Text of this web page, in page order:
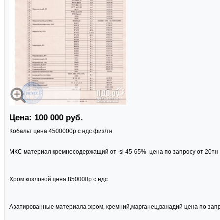
Цена: 100 000 руб.
Кобальт цена 4500000р с ндс физ/тн
МКС материал кремнесодержащий от si 45-65% цена по запросу от 20тн
Хром козловой цена 850000р с ндс
Азатированные материала :хром, кремний,марганец,ванадий цена по